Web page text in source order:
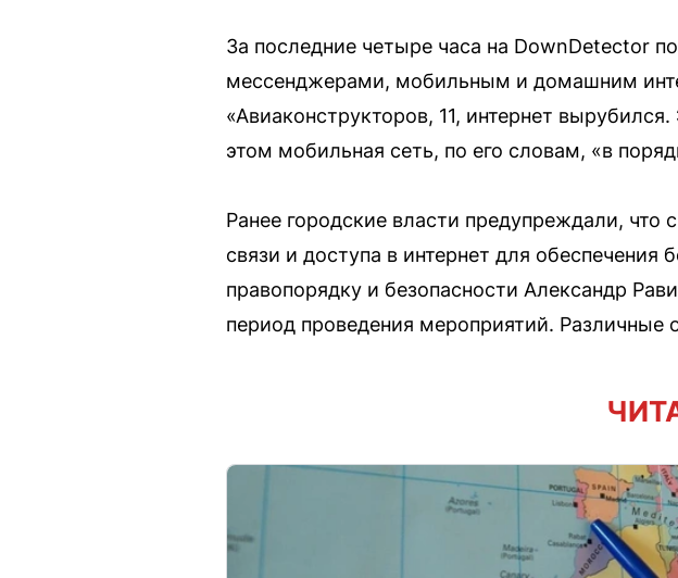
За последние четыре часа на DownDetector
мессенджерами, мобильным и домашним
«Авиаконструкторов, 11, интернет
этом мобильная сеть, по его словам, «в
Ранее городские власти предупреждали,
связи и доступа в интернет для обеспечения
правопорядку и безопасности Александр
период проведения мероприятий.